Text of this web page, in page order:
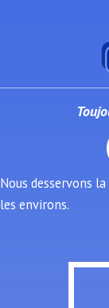
Nous desservons
les environs.